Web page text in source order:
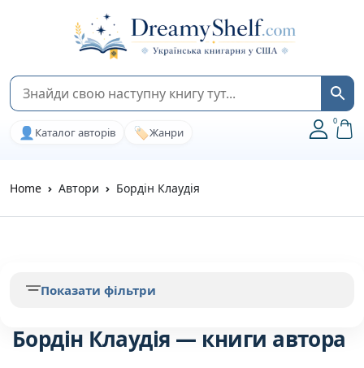
👤 Каталог авторів 🏷️Жанри
0
Home Автори Бордін Клаудія
Бордін Клаудія — книги автора
Показати фільтри